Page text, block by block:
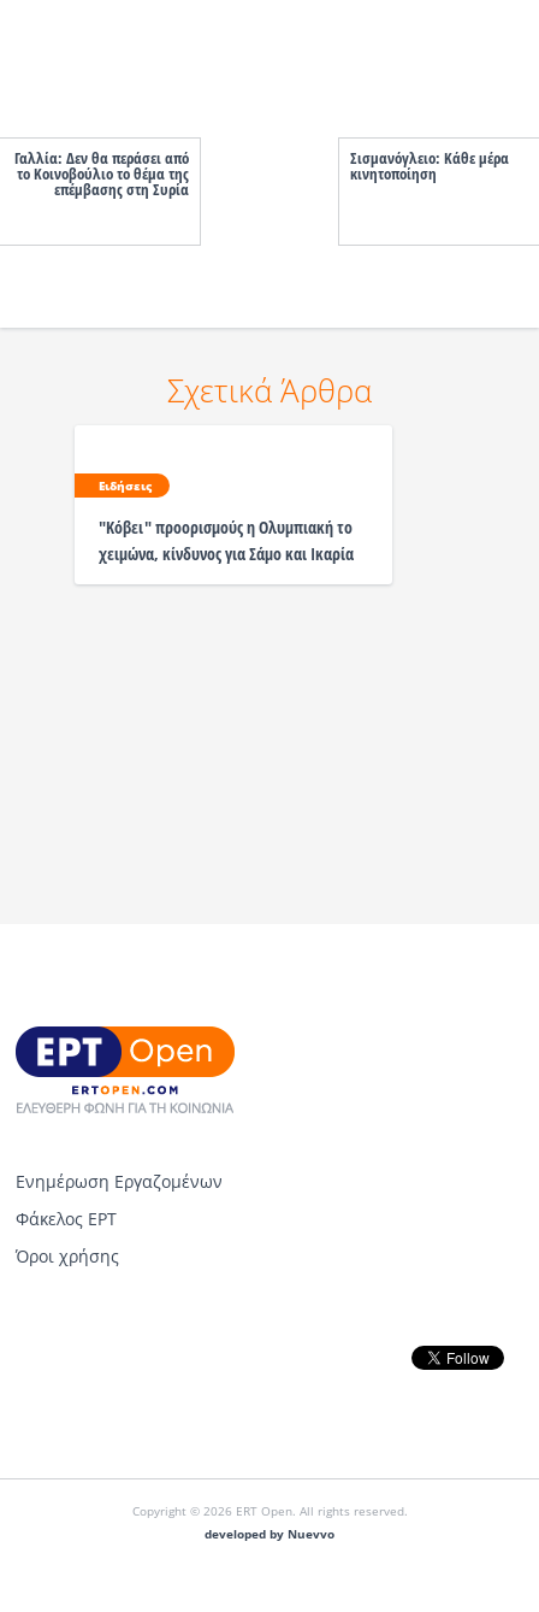
Γαλλία: Δεν θα περάσει από
το Κοινοβούλιο το θέμα της
επέμβασης στη Συρία
Σισμανόγλειο: Kάθε μέρα
κινητοποίηση
Σχετικά Άρθρα
Ειδήσεις
"Κόβει" προορισμούς η Ολυμπιακή το
χειμώνα, κίνδυνος για Σάμο και Ικαρία
Ενημέρωση Εργαζομένων
Φάκελος ΕΡΤ
Όροι χρήσης
Copyright © 2026 ERT Open. All rights reserved.
developed by Nuevvo